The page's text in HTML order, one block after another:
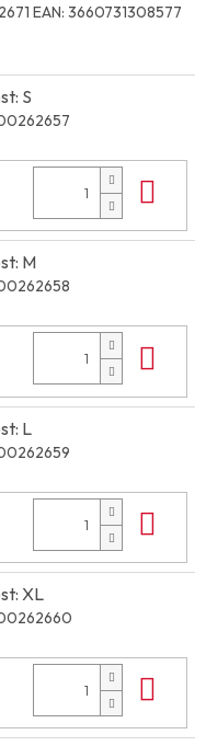
EAN: 3660731308577
S
M
L
XL